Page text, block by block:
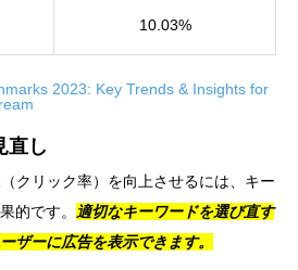
10.03%
2023: Key Trends & Insights for
直し
クリック率）を向上させるには、キー
的です。
適切なキーワードを選び直す
ザーに広告を表示できます。